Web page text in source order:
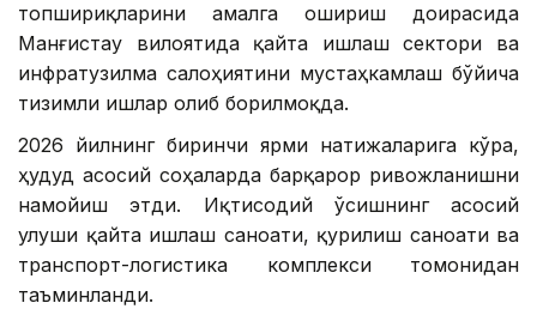
топшириқларини амалга ошириш доирасида
Манғистау вилоятида қайта ишлаш сектори ва
инфратузилма салоҳиятини мустаҳкамлаш бўйича
тизимли ишлар олиб борилмоқда.
2026 йилнинг биринчи ярми натижаларига кўра,
ҳудуд асосий соҳаларда барқарор ривожланишни
намойиш этди. Иқтисодий ўсишнинг асосий
улуши қайта ишлаш саноати, қурилиш саноати ва
транспорт-логистика комплекси томонидан
таъминланди.